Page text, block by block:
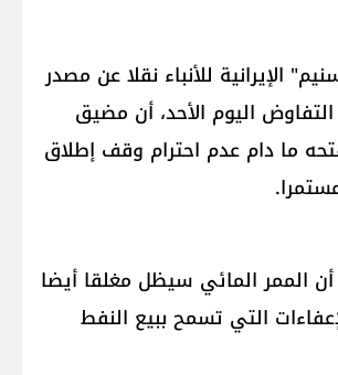
الإيرانية للأنباء نقلا عن مصدر
اليوم الأحد، أن ​مضيق
ما دام عدم احترام وقف إطلاق
الممر المائي سيظل مغلقا أيضا
التي تسمح ببيع النفط